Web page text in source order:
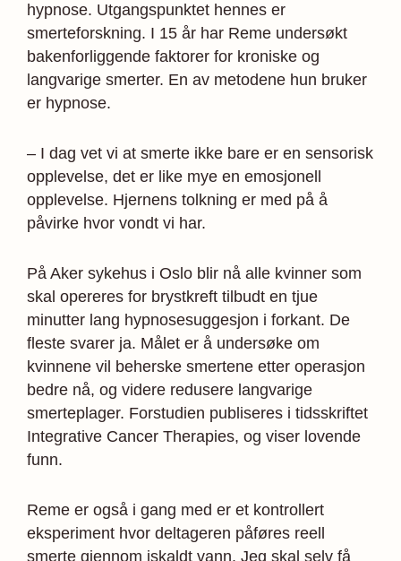
hypnose. Utgangspunktet hennes er
smerteforskning. I 15 år har Reme undersøkt
bakenforliggende faktorer for kroniske og
langvarige smerter. En av metodene hun bruker
er hypnose.
– I dag vet vi at smerte ikke bare er en sensorisk
opplevelse, det er like mye en emosjonell
opplevelse. Hjernens tolkning er med på å
påvirke hvor vondt vi har.
På Aker sykehus i Oslo blir nå alle kvinner som
skal opereres for brystkreft tilbudt en tjue
minutter lang hypnosesuggesjon i forkant. De
fleste svarer ja. Målet er å undersøke om
kvinnene vil beherske smertene etter operasjon
bedre nå, og videre redusere langvarige
smerteplager. Forstudien publiseres i tidsskriftet
Integrative Cancer Therapies, og viser lovende
funn.
Reme er også i gang med er et kontrollert
eksperiment hvor deltageren påføres reell
smerte gjennom iskaldt vann. Jeg skal selv få